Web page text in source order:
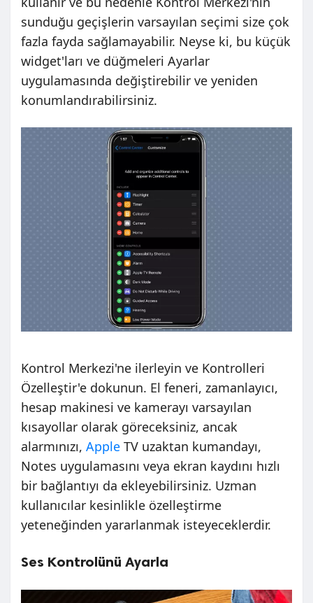
sunduğu geçişlerin varsayılan seçimi size çok
fazla fayda sağlamayabilir. Neyse ki, bu küçük
widget'ları ve düğmeleri Ayarlar
uygulamasında değiştirebilir ve yeniden
konumlandırabilirsiniz.
Kontrol Merkezi'ne ilerleyin ve Kontrolleri
Özelleştir'e dokunun. El feneri, zamanlayıcı,
hesap makinesi ve kamerayı varsayılan
kısayollar olarak göreceksiniz, ancak
alarmınızı, Apple TV uzaktan kumandayı,
Notes uygulamasını veya ekran kaydını hızlı
bir bağlantıyı da ekleyebilirsiniz. Uzman
kullanıcılar kesinlikle özelleştirme
yeteneğinden yararlanmak isteyeceklerdir.
Ses Kontrolünü Ayarla